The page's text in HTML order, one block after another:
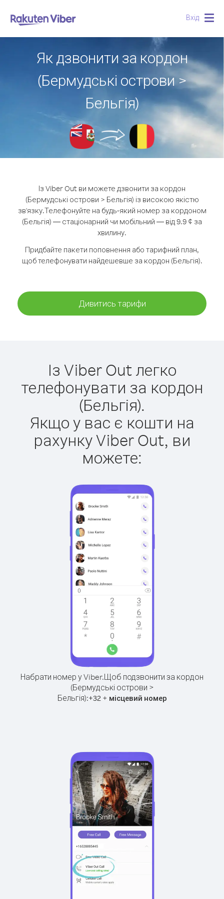
Вхід
Як дзвонити за кордон
(Бермудські острови >
Бельгія)
Із Viber Out ви можете дзвонити за кордон
(Бермудські острови > Бельгія) із високою якістю
зв'язку.Телефонуйте на будь-який номер за кордоном
(Бельгія) — стаціонарний чи мобільний — від 9.9 ¢ за
хвилину.
Придбайте пакети поповнення або тарифний план,
щоб телефонувати найдешевше за кордон (Бельгія).
Дивитись тарифи
Із Viber Out легко
телефонувати за кордон
(Бельгія).
Якщо у вас є кошти на
рахунку Viber Out, ви
можете:
Набрати номер у Viber.Щоб подзвонити за кордон
(Бермудські острови >
Бельгія):+32+ місцевий номер